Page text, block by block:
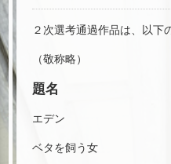
２次選考通過作品は、以下
（敬称略）
題名
エ
ベタを飼